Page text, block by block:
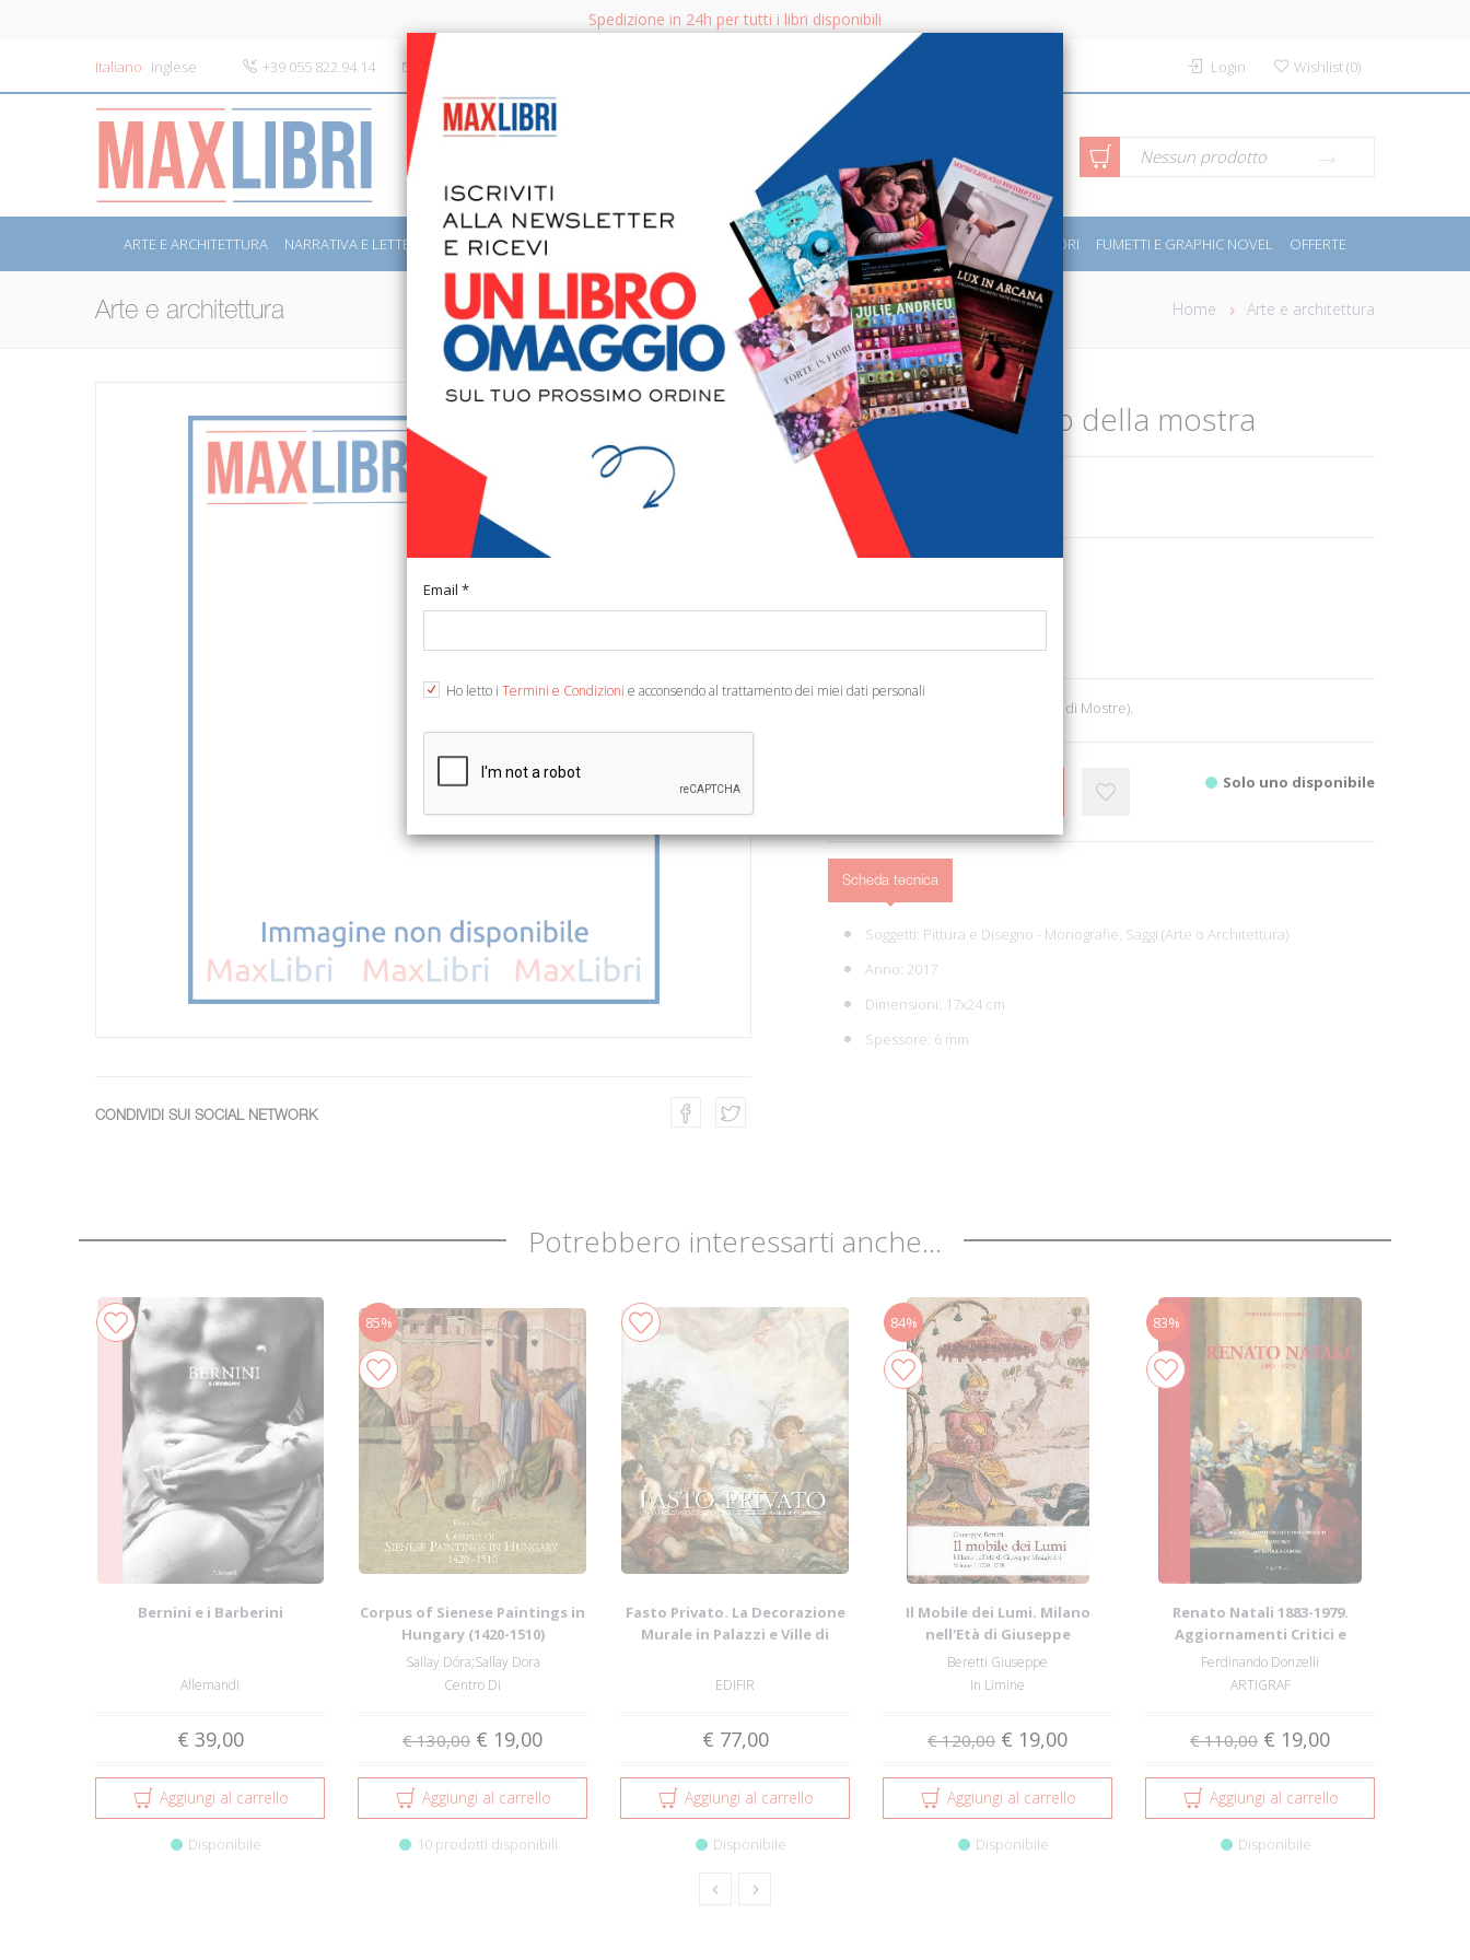
Spedizione in 24h per tutti i libri disponibili
Italiano Inglese +39 055 822.94.14 info@maxlibri.it Login Wishlist(0)
CERCA Ricerca avanzata Nessun prodotto
ARTE E ARCHITETTURA NARRATIVA E LETTERATURA SAGGISTICA LIBRI PER BAMBINI E RAGAZZI MANUALI - GUIDE - CORSI SPORT E MOTORI FUMETTI E GRAPHIC NOVEL OFFERTE
Arte e architettura Home Arte e architettura
CONDIVIDI SUI SOCIAL NETWORK
Somaini. Catalogo della mostra
€ 15,49
Ean13: 9788843528110
Napoli, 2017; br., pp. 72, ill. (Cataloghi di Mostre).
Solo uno disponibile
Scheda tecnica
Soggetti: Pittura e Disegno - Monografie, Saggi (Arte o Architettura)
Anno: 2017
Dimensioni: 17x24 cm
Spessore: 6 mm
Potrebbero interessarti anche...
Bernini e i Barberini
Allemandi
€ 39,00
Aggiungi al carrello
Disponibile
85%
Corpus of Sienese Paintings in
Hungary (1420-1510)
Sallay Dóra;Sallay Dora
Centro Di
€ 130,00 € 19,00
Aggiungi al carrello
10 prodotti disponibili
Fasto Privato. La Decorazione
Murale in Palazzi e Ville di
EDIFIR
€ 77,00
Aggiungi al carrello
Disponibile
84%
Il Mobile dei Lumi. Milano
nell'Età di Giuseppe
Maggiolini. Vol....
Beretti Giuseppe
In Limine
€ 120,00 € 19,00
Aggiungi al carrello
Disponibile
83%
Renato Natali 1883-1979.
Aggiornamenti Critici e
Documentari con ...
Ferdinando Donzelli
ARTIGRAF
€ 110,00 € 19,00
Aggiungi al carrello
Disponibile
Email *
Ho letto i Termini e Condizioni e acconsendo al trattamento dei miei dati personali